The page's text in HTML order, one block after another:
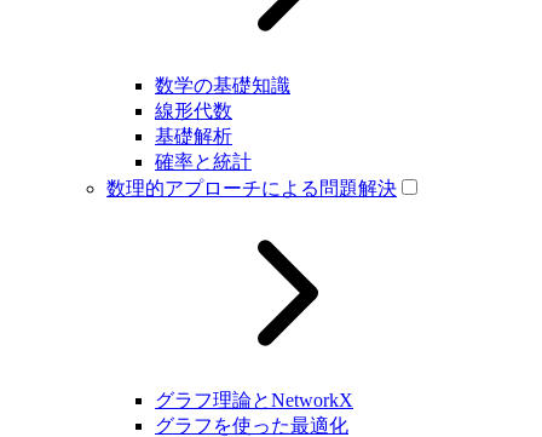
数学の基礎知識
線形代数
基礎解析
確率と統計
数理的アプローチによる問題解決
グラフ理論とNetworkX
グラフを使った最適化